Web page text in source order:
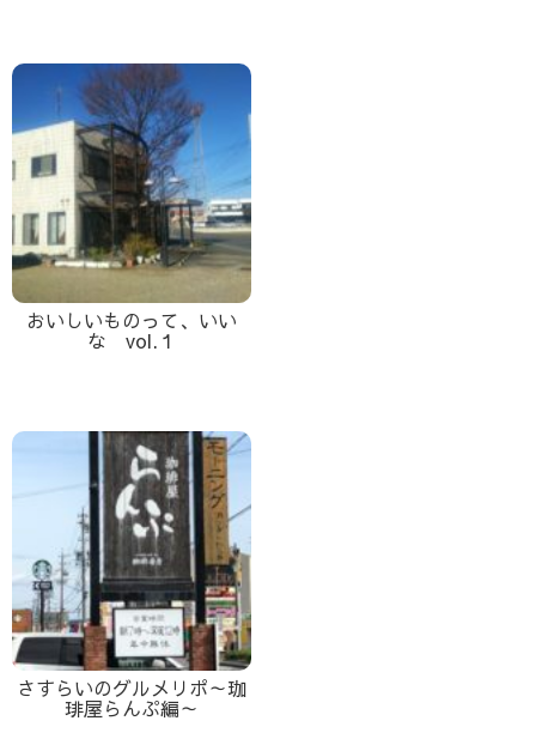
おいしいものって、いい
な vol.１
さすらいのグルメリポ～珈
琲屋らんぷ編～